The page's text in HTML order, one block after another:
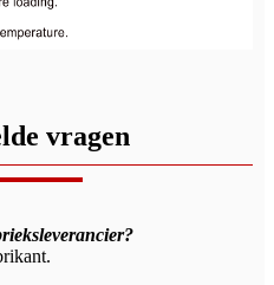
vragen